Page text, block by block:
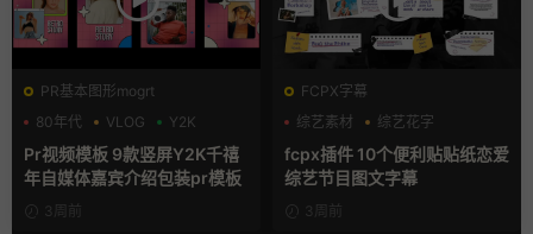
PR基本图形mogrt
80年代
VLOG Y2K
Pr视频模板 9款竖屏Y2K千禧
年自媒体嘉宾介绍包装pr模板
3周前
FCPX字幕
综艺素材
综艺花字
自媒体模板
fcpx插件 10个便利贴贴纸恋爱
综艺节目图文字幕
3周前